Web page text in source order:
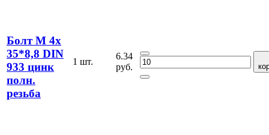
Болт М 4х
35*8,8 DIN
933 цинк
полн.
резьба
1 шт.
6.34
руб.